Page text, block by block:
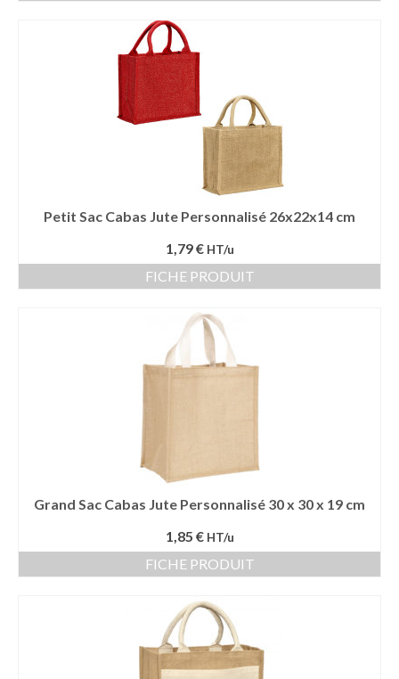
Petit Sac Cabas Jute Personnalisé 26x22x14 cm
1,79 € HT/u
FICHE PRODUIT
Grand Sac Cabas Jute Personnalisé 30 x 30 x 19 cm
1,85 € HT/u
FICHE PRODUIT